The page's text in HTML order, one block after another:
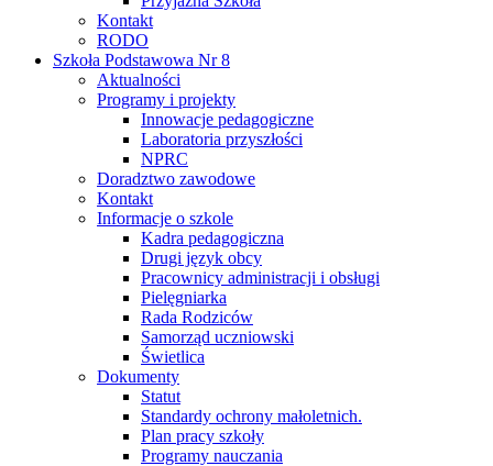
Kontakt
RODO
Szkoła Podstawowa Nr 8
Aktualności
Programy i projekty
Innowacje pedagogiczne
Laboratoria przyszłości
NPRC
Doradztwo zawodowe
Kontakt
Informacje o szkole
Kadra pedagogiczna
Drugi język obcy
Pracownicy administracji i obsługi
Pielęgniarka
Rada Rodziców
Samorząd uczniowski
Świetlica
Dokumenty
Statut
Standardy ochrony małoletnich.
Plan pracy szkoły
Programy nauczania